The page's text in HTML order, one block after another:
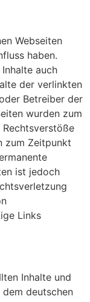
Webseiten
haben.
auch
der verlinkten
Betreiber der
wurden zum
zum Zeitpunkt
ist jedoch
Links
Inhalte und
deutschen